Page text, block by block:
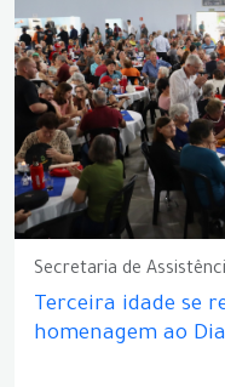
Secretaria de
Terceira idade se
homenagem ao